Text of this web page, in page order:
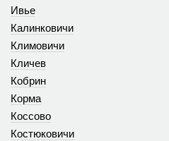
Ивье
Калинковичи
Климовичи
Кличев
Кобрин
Корма
Коссово
Костюковичи